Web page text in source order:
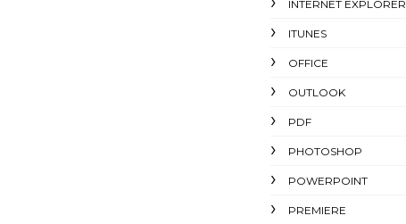
INTERNET EXPLORER
ITUNES
OFFICE
OUTLOOK
PDF
PHOTOSHOP
POWERPOINT
PREMIERE